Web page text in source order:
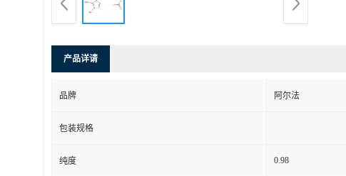
产品详请
品牌 阿尔法
包装规格
纯度 0.98